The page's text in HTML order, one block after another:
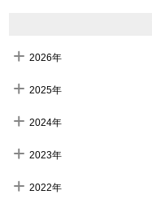
2026年
2025年
2024年
2023年
2022年